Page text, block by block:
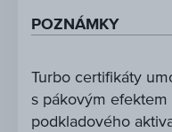
POZNÁMKY
Turbo certifikáty
s pákovým
podkladového